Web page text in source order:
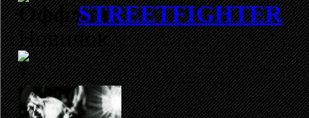
STREETFIGHTER
Новичок